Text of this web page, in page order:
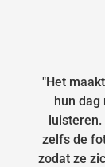
"Het
hun dag
zelfs de
zodat ze